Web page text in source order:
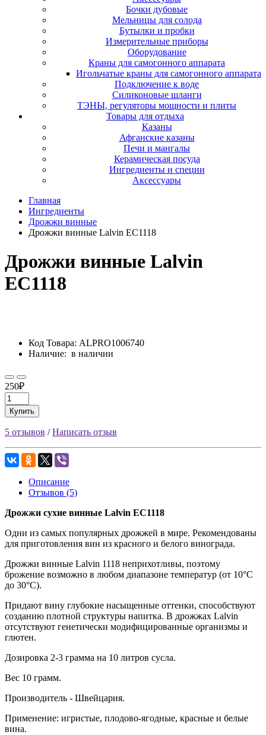
Бочки дубовые
Мельницы для солода
Бутылки и пробки
Измерительные приборы
Оборудование
Краны для самогонного аппарата
Игольчатые краны для самогонного аппарата
Подключение к воде
Силиконовые шланги
ТЭНЫ, регуляторы мощности и плиты
Товары для отдыха
Казаны
Афганские казаны
Печи и мангалы
Керамическая посуда
Ингредиенты и специи
Аксессуары
Главная
Ингредиенты
Дрожжи винные
Дрожжи винные Lalvin EC1118
Дрожжи винные Lalvin
EC1118
Код Товара: ALPRO1006740
Наличие: в наличии
250₽
Купить
5 отзывов /Написать отзыв
Описание
Отзывов (5)
Дрожжи сухие винные Lalvin EC1118
Одни из самых популярных дрожжей в мире. Рекомендованы
для приготовления вин из красного и белого винограда.
Дрожжи винные Lalvin 1118 неприхотливы, поэтому
брожение возможно в любом диапазоне температур (от 10°С
до 30°С).
Придают вину глубокие насыщенные оттенки, способствуют
созданию плотной структуры напитка. В дрожжах Lalvin
отсутствуют генетически модифицированные организмы и
глютен.
Дозировка 2-3 грамма на 10 литров сусла.
Вес 10 грамм.
Производитель - Швейцария.
Применение: игристые, плодово-ягодные, красные и белые
вина.